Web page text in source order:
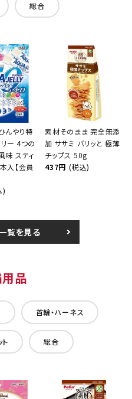
総合
んやり特
ー 4つの
味 スティ
入【会員
)
素材そのまま 完全無添
加 ササミ パリッと 極薄
チップス 50g
437円 (税込)
覧を見る
品
首輪・ハーネス
ト 総合